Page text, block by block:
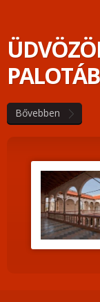
Bővebben